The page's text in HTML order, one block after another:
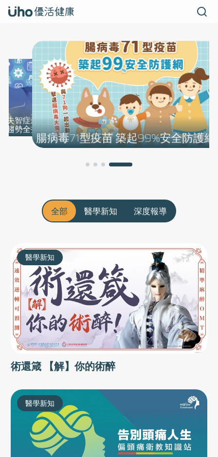
智症新藥
勢全指南
腸病毒71型疫苗 築起99%安全防護網
術還箴 【
全部 醫學新知 深度報導
醫學新知
術還箴 【解】你的術醉
醫學新知